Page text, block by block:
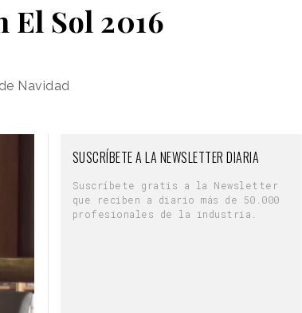
El Sol 2016
Navidad
SUSCRÍBETE A LA NEWSLETTER DIARIA
Suscríbete gratis a la Newsletter
que reciben a diario más de 50.000
profesionales de la industria.